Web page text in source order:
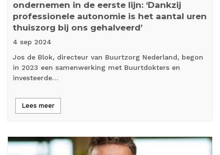
ondernemen in de eerste lijn: ‘Dankzij
professionele autonomie is het aantal uren
thuiszorg bij ons gehalveerd’
4 sep 2024
Jos de Blok, directeur van Buurtzorg Nederland, begon
in 2023 een samenwerking met Buurtdokters en
investeerde…
Lees meer